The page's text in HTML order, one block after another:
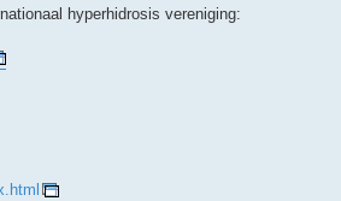
hyperhidrosis vereniging: